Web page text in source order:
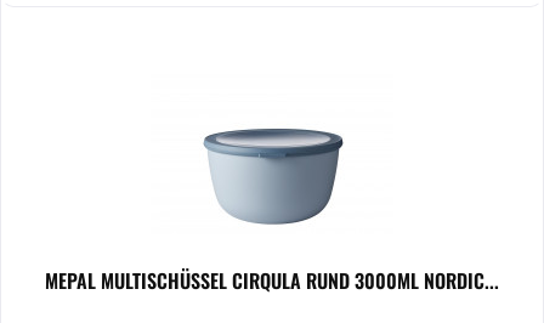
MEPAL MULTISCHÜSSEL CIRQULA RUND 3000ML NORDIC...